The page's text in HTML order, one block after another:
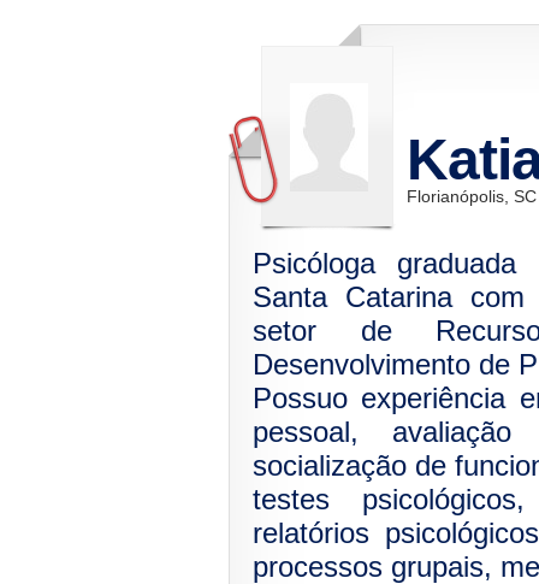
Florianópolis, SC
Psicóloga
Santa Catarina
setor de
Desenvolvimento de
Possuo experiência
pessoal,
socialização de
testes
relatórios
processos grupais,